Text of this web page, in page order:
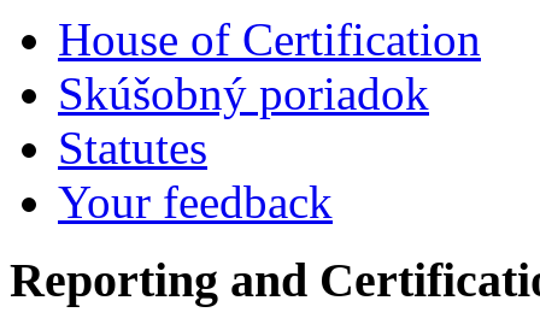
House of Certification
Skúšobný poriadok
Statutes
Your feedback
Reporting and